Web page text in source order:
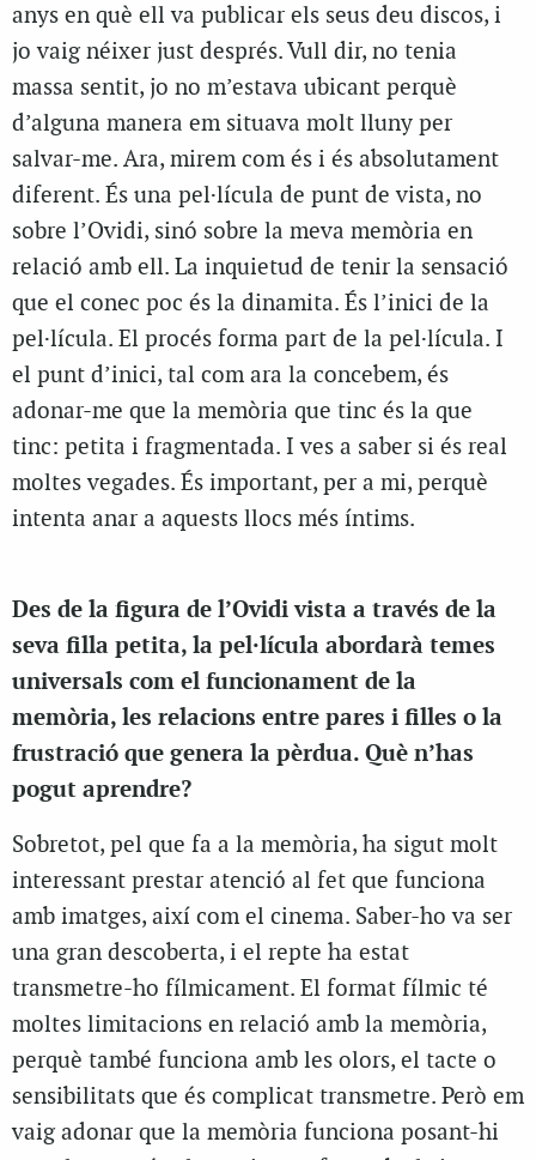
anys en què ell va publicar els seus deu discos, i
jo vaig néixer just després. Vull dir, no tenia
massa sentit, jo no m’estava ubicant perquè
d’alguna manera em situava molt lluny per
salvar-me. Ara, mirem com és i és absolutament
diferent. És una pel·lícula de punt de vista, no
sobre l’Ovidi, sinó sobre la meva memòria en
relació amb ell. La inquietud de tenir la sensació
que el conec poc és la dinamita. És l’inici de la
pel·lícula. El procés forma part de la pel·lícula. I
el punt d’inici, tal com ara la concebem, és
adonar-me que la memòria que tinc és la que
tinc: petita i fragmentada. I ves a saber si és real
moltes vegades. És important, per a mi, perquè
intenta anar a aquests llocs més íntims.
Des de la figura de l’Ovidi vista a través de la
seva filla petita, la pel·lícula abordarà temes
universals com el funcionament de la
memòria, les relacions entre pares i filles o la
frustració que genera la pèrdua. Què n’has
pogut aprendre?
Sobretot, pel que fa a la memòria, ha sigut molt
interessant prestar atenció al fet que funciona
amb imatges, així com el cinema. Saber-ho va ser
una gran descoberta, i el repte ha estat
transmetre-ho fílmicament. El format fílmic té
moltes limitacions en relació amb la memòria,
perquè també funciona amb les olors, el tacte o
sensibilitats que és complicat transmetre. Però em
vaig adonar que la memòria funciona posant-hi